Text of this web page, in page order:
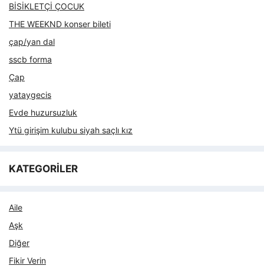
BİSİKLETÇİ ÇOCUK
THE WEEKND konser bileti
çap/yan dal
sscb forma
Çap
yataygecis
Evde huzursuzluk
Ytü girişim kulubu siyah saçlı kız
KATEGORİLER
Aile
Aşk
Diğer
Fikir Verin